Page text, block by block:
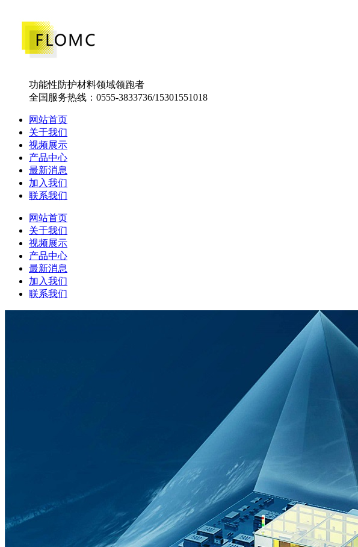
功能性防护材料领域领跑者
全国服务热线：0555-3833736/15301551018
网站首页
关于我们
视频展示
产品中心
最新消息
加入我们
联系我们
网站首页
关于我们
视频展示
产品中心
最新消息
加入我们
联系我们